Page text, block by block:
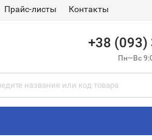
Прайс-листы Контакты
+38 (093)
Пн—Вс